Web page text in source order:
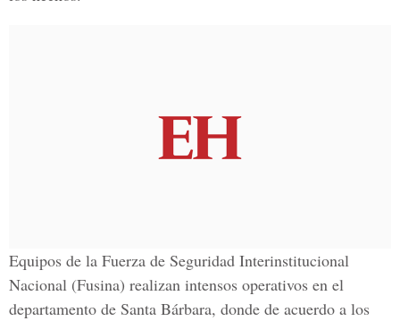
Equipos de la Fuerza de Seguridad Interinstitucional
Nacional (Fusina) realizan intensos operativos en el
departamento de Santa Bárbara, donde de acuerdo a los